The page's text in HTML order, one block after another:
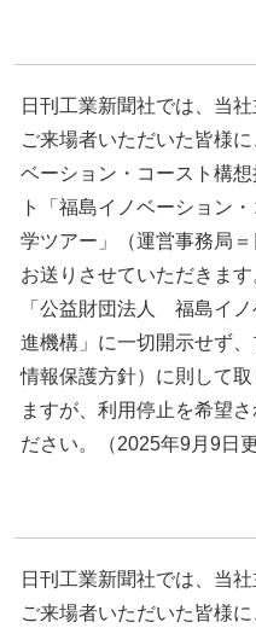
日刊工業新聞社では、当
ご来場者いただいた皆様
ベーション・コースト構
ト「福島イノベーション
学ツアー」（運営事務局
お送りさせていただきま
「公益財団法人 福島イ
進機構」に一切開示せず
情報保護方針）に則して
ますが、利用停止を希望
ださい。（2025年9月9日更
日刊工業新聞社では、当
ご来場者いただいた皆様